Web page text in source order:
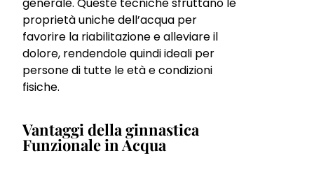
proprietà uniche dell’acqua per
favorire la riabilitazione e alleviare il
dolore, rendendole quindi ideali per
persone di tutte le età e condizioni
fisiche.
Vantaggi della ginnastica
Funzionale in Acqua